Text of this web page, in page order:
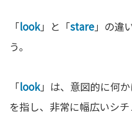
「look」と「stare」の違
う。
「look」は、意図的に何
を指し、非常に幅広いシ